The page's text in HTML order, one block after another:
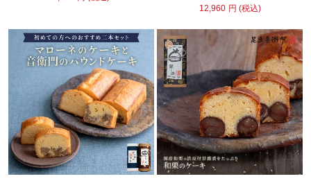
12,960 円 (税込)